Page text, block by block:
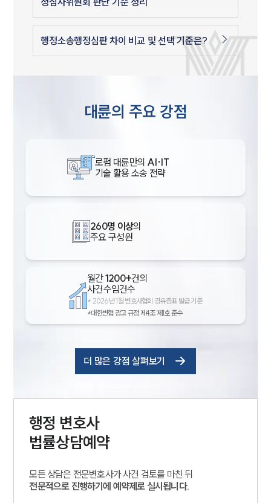
행정소송행정심판 차이 비교 및 선택 기준은?
대륜의 주요 강점
로펌 대륜만의 AI·IT
기술 활용 소송 전략
260명 이상의
주요 구성원
월간1200+건의
사건수임건수
* 2026년 1월 변호사협회 경유증표 발급 기준
*대한변협 광고 규정 제4조 제1호 준수
더 많은 강점 살펴보기
행정 변호사
법률상담예약
모든 상담은 전문변호사가 사건 검토를 마친 뒤
전문적으로 진행하기에 예약제로 실시됩니다.